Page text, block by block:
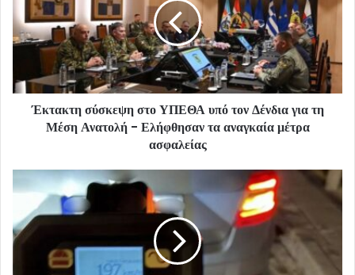
Έκτακτη σύσκεψη στο ΥΠΕΘΑ υπό τον Δένδια για τη
Μέση Ανατολή - Ελήφθησαν τα αναγκαία μέτρα
ασφαλείας